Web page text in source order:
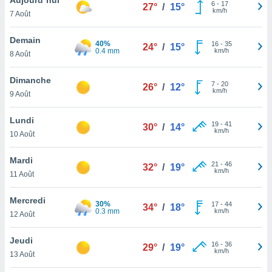
et
»,
au
vous
qu'ils
ou
le
ainsi
un
la
du
7 Août
27° / 15° 6- 17
km/h
Demain
8 Août
40%
0.4 mm
24° / 15° 16- 35
km/h
Dimanche
9 Août
26° / 12° 7- 20
km/h
Lundi
10 Août
30° / 14° 19- 41
km/h
Mardi
11 Août
32° / 19° 21 - 46
km/h
Mercredi
12 Août
30%
0.3 mm
34° / 18° 17- 44
km/h
Jeudi
13 Août
29° / 19° 16- 36
km/h